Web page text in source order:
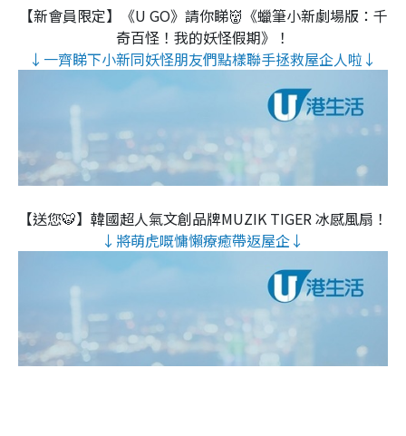
【新會員限定】《U GO》請你睇👹《蠟筆小新劇場版：千
奇百怪！我的妖怪假期》！
↓一齊睇下小新同妖怪朋友們點樣聯手拯救屋企人啦↓
【送您🐯】韓國超人氣文創品牌MUZIK TIGER 冰感風扇！
↓將萌虎嘅慵懶療癒帶返屋企↓